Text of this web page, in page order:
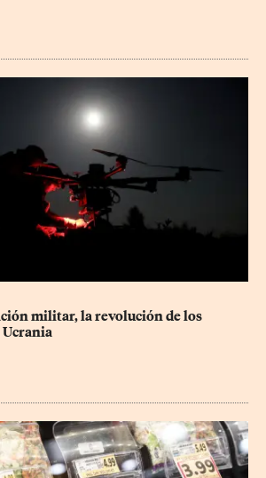
militar, la revolución de los
Ucrania